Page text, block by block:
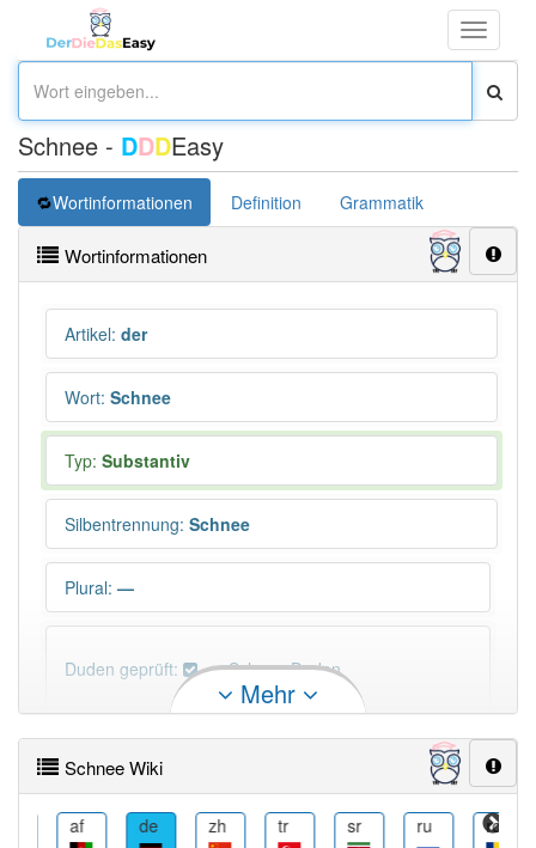
Toggle
Schnee - DDDEasy
Wortinformationen Definition Grammatik
Wortinformationen
Artikel: der
Wort: Schnee
Typ: Substantiv
Silbentrennung: Schnee
Plural: —
Duden geprüft: Schnee Duden
PowerIndex:343
Mehr
Schnee Wiki
af de zh tr sr ru ro